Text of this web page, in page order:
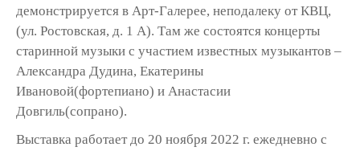
демонстрируется в Арт-Галерее, неподалеку от КВЦ,
(ул. Ростовская, д. 1 А). Там же состоятся концерты
старинной музыки с участием известных музыкантов –
Александра Дудина, Екатерины
Ивановой(фортепиано) и Анастасии
Довгиль(сопрано).
Выставка работает до 20 ноября 2022 г. ежедневно с